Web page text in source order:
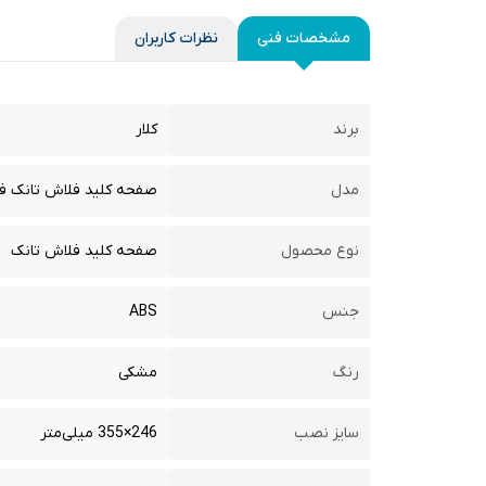
مشخصات فنی نظرات کاربران
برند کلار
مدل صفحه کلید فلاش
نوع محصول صفحه کلید فلاش تانک
جنس ABS
رنگ مشکی
سایز نصب 246×355 میلی‌متر